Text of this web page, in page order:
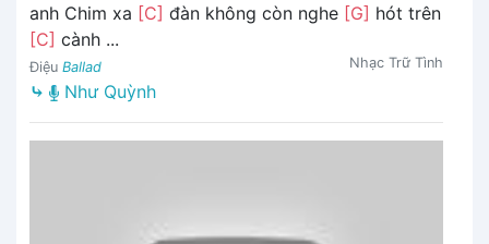
anh Chim xa [C] đàn không còn nghe [G] hót trên
[C] cành ...
Điệu Ballad Nhạc Trữ Tình
⤷ Như Quỳnh